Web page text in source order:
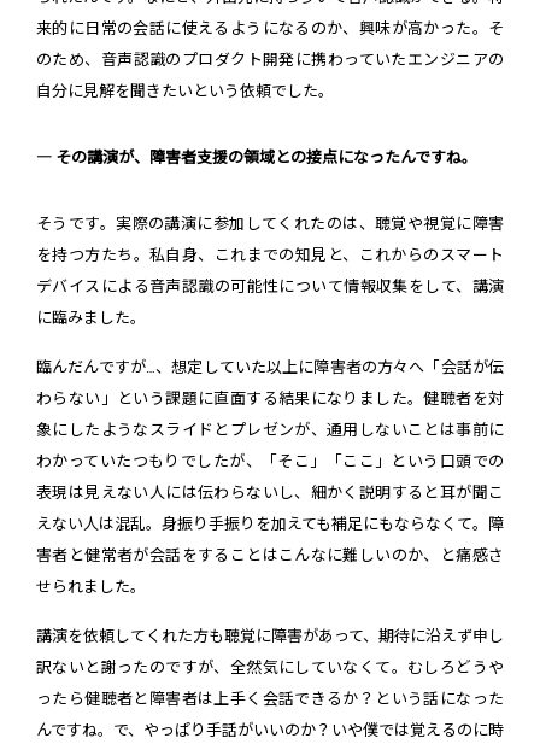
来的に日常の会話に使えるようになるのか、興味が高かった。そ
のため、音声認識のプロダクト開発に携わっていたエンジニアの
自分に見解を聞きたいという依頼でした。
― その講演が、障害者支援の領域との接点になったんですね。
そうです。実際の講演に参加してくれたのは、聴覚や視覚に障害
を持つ方たち。私自身、これまでの知見と、これからのスマート
デバイスによる音声認識の可能性について情報収集をして、講演
に臨みました。
臨んだんですが…、想定していた以上に障害者の方々へ「会話が伝
わらない」という課題に直面する結果になりました。健聴者を対
象にしたようなスライドとプレゼンが、通用しないことは事前に
わかっていたつもりでしたが、「そこ」「ここ」という口頭での
表現は見えない人には伝わらないし、細かく説明すると耳が聞こ
えない人は混乱。身振り手振りを加えても補足にもならなくて。障
害者と健常者が会話をすることはこんなに難しいのか、と痛感さ
せられました。
講演を依頼してくれた方も聴覚に障害があって、期待に沿えず申し
訳ないと謝ったのですが、全然気にしていなくて。むしろどうや
ったら健聴者と障害者は上手く会話できるか？という話になった
んですね。で、やっぱり手話がいいのか？いや僕では覚えるのに時